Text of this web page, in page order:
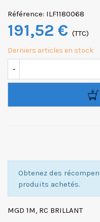
Référence: ILF1180068
191,52 € (TTC)
Derniers articles en stock
-
Obtenez des
produits achetés.
MGD 1M, RC BRILLANT